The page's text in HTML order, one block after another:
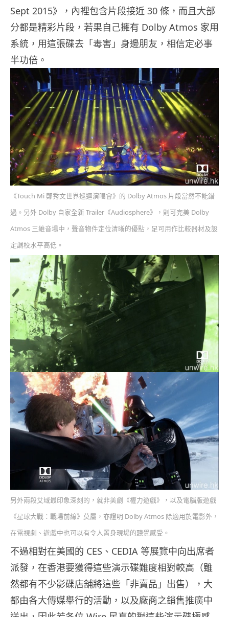
Sept 2015》，內裡包含片段接近 30 條，而且大部
分都是精彩片段，若果自己擁有 Dolby Atmos 家用
系統，用這張碟去「毒害」身邊朋友，相信定必事
半功倍。
《Touch Mi 鄭秀文世界巡迴演唱會》的 Dolby Atmos 片段當然不能錯
過。另外 Dolby 自家全新 Trailer《Audiosphere》，則可完美 Dolby
Atmos 三維音場中，聲音物件定位清晰的優點，足可用作比較器材及設
定調校水平高低。
另外兩段艾域最印象深刻的，就非美劇《權力遊戲》，以及電腦版遊戲
《星球大戰：戰場前線》莫屬，亦證明 Dolby Atmos 除適用於電影外，
在電視劇、遊戲中也可以有令人置身現場的聽覺感受。
不過相對在美國的 CES、CEDIA 等展覽中向出席者
派發，在香港要獲得這些演示碟難度相對較高（雖
然都有不少影碟店舖將這些「非賣品」出售），大
都由各大傳媒舉行的活動，以及廠商之銷售推廣中